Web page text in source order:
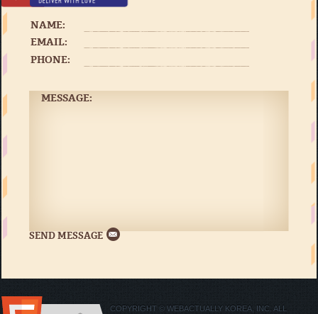
NAME:
EMAIL:
PHONE:
MESSAGE:
COPYRIGHT © WEBACTUALLY KOREA, INC. ALL